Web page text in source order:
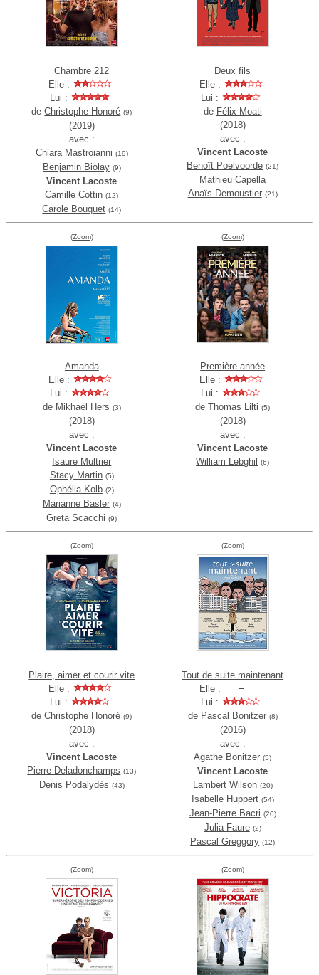
Chambre 212
Elle :
Lui :
deChristophe Honoré (9)
(2019)
avec :
Chiara Mastroianni (19)
Benjamin Biolay (9)
Vincent Lacoste
Camille Cottin (12)
Carole Bouquet (14)
Deux fils
Elle :
Lui :
de Félix Moati
(2018)
avec :
Vincent Lacoste
Benoît Poelvoorde (21)
Mathieu Capella
Anaïs Demoustier (21)
(Zoom)
Amanda
Elle :
Lui :
de Mikhaël Hers (3)
(2018)
avec :
Vincent Lacoste
Isaure Multrier
Stacy Martin (5)
Ophélia Kolb (2)
Marianne Basler (4)
Greta Scacchi (9)
(Zoom)
Première année
Elle :
Lui :
deThomas Lilti (5)
(2018)
avec :
Vincent Lacoste
William Lebghil
(6)
(Zoom)
Plaire, aimer et courir vite
Elle :
Lui :
deChristophe Honoré (9)
(2018)
avec :
Vincent Lacoste
Pierre Deladonchamps (13)
Denis Podalydès (43)
(Zoom)
Tout de suite maintenant
Elle :
Lui :
de Pascal Bonitzer (8)
(2016)
avec :
Agathe Bonitzer (5)
Vincent Lacoste
Lambert Wilson (20)
Isabelle Huppert (54)
Jean-Pierre Bacri (20)
Julia Faure (2)
Pascal Greggory (12)
(Zoom) (Zoom)